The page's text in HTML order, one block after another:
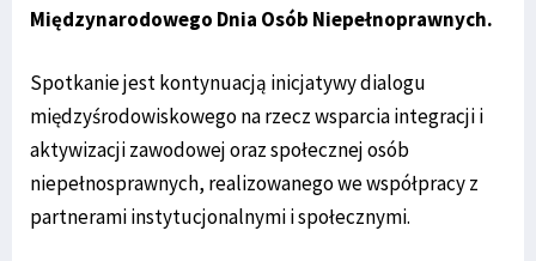
Międzynarodowego Dnia Osób Niepełnoprawnych.
Spotkanie jest kontynuacją inicjatywy dialogu
międzyśrodowiskowego na rzecz wsparcia integracji i
aktywizacji zawodowej oraz społecznej osób
niepełnosprawnych, realizowanego we współpracy z
partnerami instytucjonalnymi i społecznymi.